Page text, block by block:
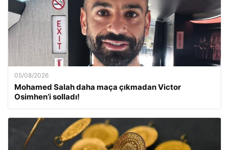
05/08/2026
Mohamed Salah daha maça çıkmadan Victor
Osimhen’i solladı!